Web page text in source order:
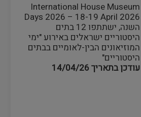
International House Museum
Days 2026 – 18-19 April 2026
השנה, ישתתפו 12 בתים
היסטוריים ישראלים באירוע "ימי
המוזיאונים הבין-לאומיים בבתים
היסטוריים"
עודכן בתאריך 14/04/26